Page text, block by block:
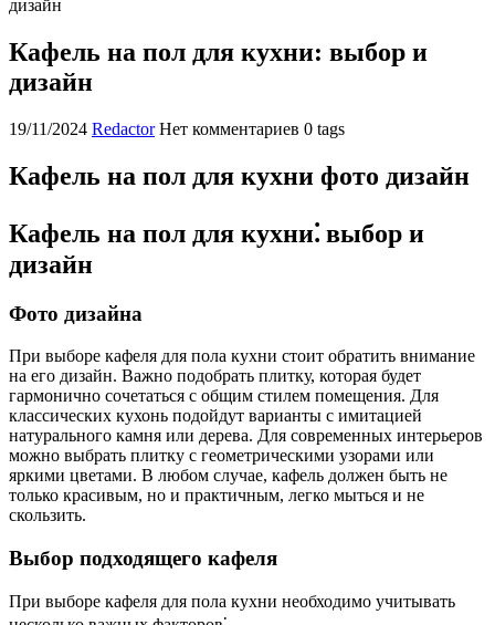
дизайн
Кафель на пол для кухни: выбор и
дизайн
19/11/2024 Redactor Нет комментариев 0 tags
Кафель на пол для кухни фото дизайн
Кафель на пол для кухни⁚ выбор и
дизайн
Фото дизайна
При выборе кафеля для пола кухни стоит обратить внимание
на его дизайн. Важно подобрать плитку, которая будет
гармонично сочетаться с общим стилем помещения. Для
классических кухонь подойдут варианты с имитацией
натурального камня или дерева. Для современных интерьеров
можно выбрать плитку с геометрическими узорами или
яркими цветами. В любом случае, кафель должен быть не
только красивым, но и практичным, легко мыться и не
скользить.
Выбор подходящего кафеля
При выборе кафеля для пола кухни необходимо учитывать